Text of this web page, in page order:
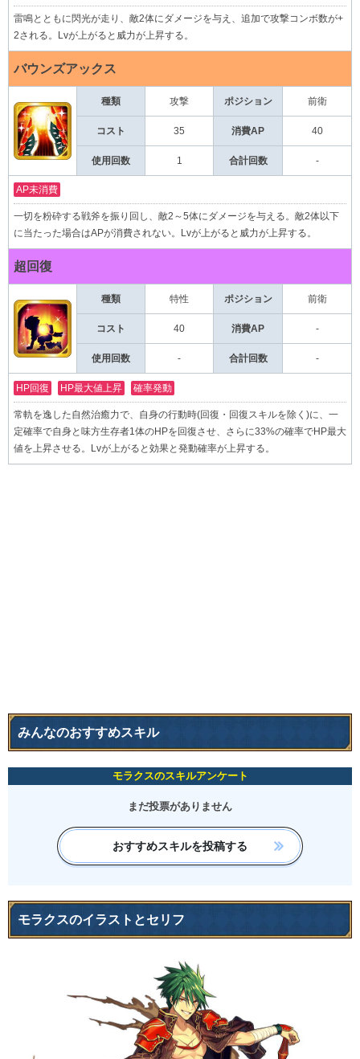
雷鳴とともに閃光が走り、敵2体にダメージを与え、追加で攻撃コンボ数が+
2される。Lvが上がると威力が上昇する。
バウンズアックス
種類 攻撃 ポジション 前衛
コスト 35 消費AP 40
使用回数 1 合計回数 -
AP未消費
一切を粉砕する戦斧を振り回し、敵2～5体にダメージを与える。敵2体以下
に当たった場合はAPが消費されない。Lvが上がると威力が上昇する。
超回復
種類 特性 ポジション 前衛
コスト 40 消費AP -
使用回数 - 合計回数 -
HP回復 HP最大値上昇 確率発動
常軌を逸した自然治癒力で、自身の行動時(回復・回復スキルを除く)に、一
定確率で自身と味方生存者1体のHPを回復させ、さらに33%の確率でHP最大
値を上昇させる。Lvが上がると効果と発動確率が上昇する。
みんなのおすすめスキル
モラクスのスキルアンケート
まだ投票がありません
おすすめスキルを投稿する
モラクスのイラストとセリフ